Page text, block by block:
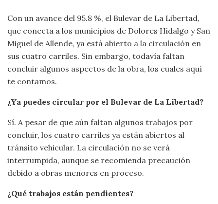
Con un avance del 95.8 %, el Bulevar de La Libertad,
que conecta a los municipios de Dolores Hidalgo y San
Miguel de Allende, ya está abierto a la circulación en
sus cuatro carriles. Sin embargo, todavía faltan
concluir algunos aspectos de la obra, los cuales aquí
te contamos.
¿Ya puedes circular por el Bulevar de La Libertad?
Sí. A pesar de que aún faltan algunos trabajos por
concluir, los cuatro carriles ya están abiertos al
tránsito vehicular. La circulación no se verá
interrumpida, aunque se recomienda precaución
debido a obras menores en proceso.
¿Qué trabajos están pendientes?